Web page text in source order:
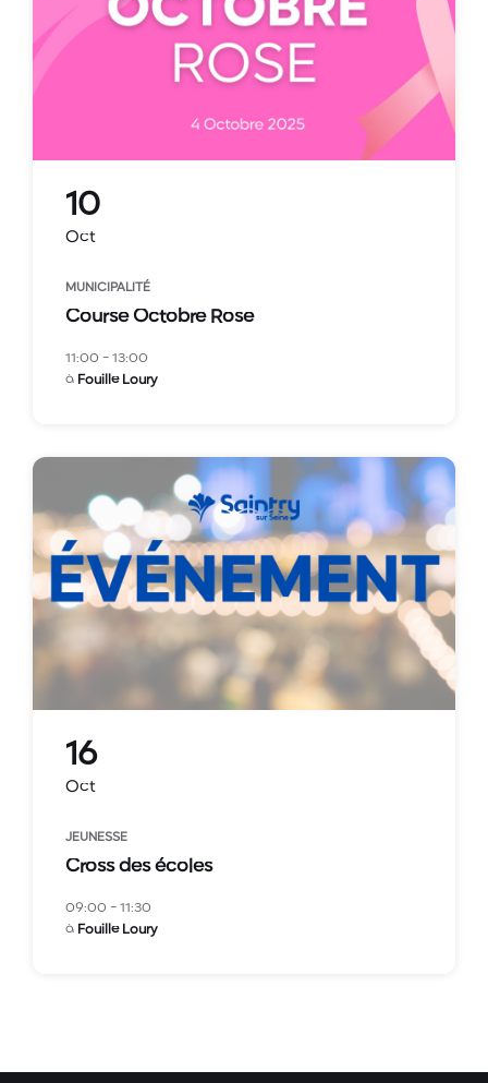
10
Oct
MUNICIPALITÉ
Course Octobre Rose
11:00 - 13:00
à Fouille Loury
16
Oct
JEUNESSE
Cross des écoles
09:00 - 11:30
à Fouille Loury